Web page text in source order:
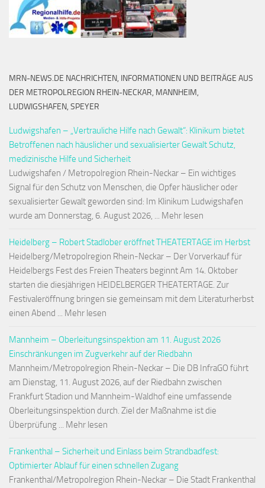
MRN-NEWS.DE NACHRICHTEN, INFORMATIONEN UND BEITRÄGE AUS
DER METROPOLREGION RHEIN-NECKAR, MANNHEIM,
LUDWIGSHAFEN, SPEYER
Ludwigshafen – „Vertrauliche Hilfe nach Gewalt“: Klinikum bietet
Betroffenen nach häuslicher und sexualisierter Gewalt Schutz,
medizinische Hilfe und Sicherheit
Ludwigshafen / Metropolregion Rhein-Neckar – Ein wichtiges
Signal für den Schutz von Menschen, die Opfer häuslicher oder
sexualisierter Gewalt geworden sind: Im Klinikum Ludwigshafen
wurde am Donnerstag, 6. August 2026, ... Mehr lesen
Heidelberg – Robert Stadlober eröffnet THEATERTAGE im Herbst
Heidelberg/Metropolregion Rhein-Neckar – Der Vorverkauf für
Heidelbergs Fest des Freien Theaters beginnt Am 14. Oktober
starten die diesjährigen HEIDELBERGER THEATERTAGE. Zur
Festivaleröffnung bringen sie gemeinsam mit dem Literaturherbst
einen Abend ... Mehr lesen
Mannheim – Oberleitungsinspektion am 11. August 2026
Einschränkungen im Zugverkehr auf der Riedbahn
Mannheim/Metropolregion Rhein-Neckar – Die DB InfraGO führt
am Dienstag, 11. August 2026, auf der Riedbahn zwischen
Frankfurt Stadion und Mannheim-Waldhof eine umfassende
Oberleitungsinspektion durch. Ziel der Maßnahme ist die
Überprüfung ... Mehr lesen
Frankenthal – Sicherheit und Einlass beim Strandbadfest:
Optimierter Ablauf für einen schnellen Zugang
Frankenthal/Metropolregion Rhein-Neckar – Die Stadt Frankenthal